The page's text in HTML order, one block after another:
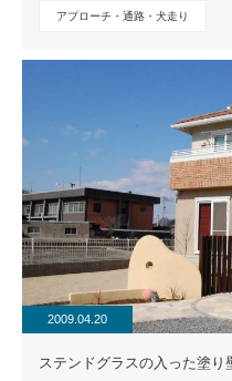
アプローチ・通路・犬走り
2009.04.20
ステンドグラスの入った塗